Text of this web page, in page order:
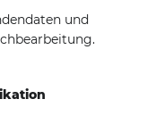
und